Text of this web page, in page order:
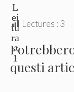
L
ei
tu
ra
s:
1
Lectures : 3
questi